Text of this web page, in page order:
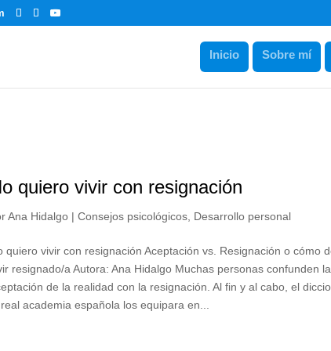
Inicio Sobre mí
quiero vivir con resignación
Ana Hidalgo |Consejos psicológicos Desarrollo personal
quiero vivir con resignación Aceptación vs. Resignación o cómo
resignado/a Autora: Ana Hidalgo Muchas personas confunden la
de la realidad con la resignación. Al fin y al cabo, el
academia española los equipara en...